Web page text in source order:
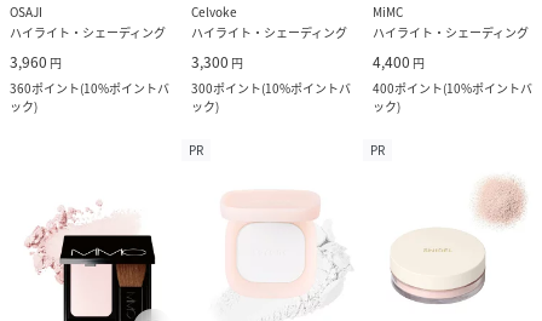
OSAJI
ハイライト・シェーディング
3,960 円
360ポイント(10%ポイントバ
ック)
Celvoke
ハイライト・シェーディング
3,300 円
300ポイント(10%ポイントバ
ック)
MiMC
ハイライト・シェーディング
4,400 円
400ポイント(10%ポイントバ
ック)
PR PR